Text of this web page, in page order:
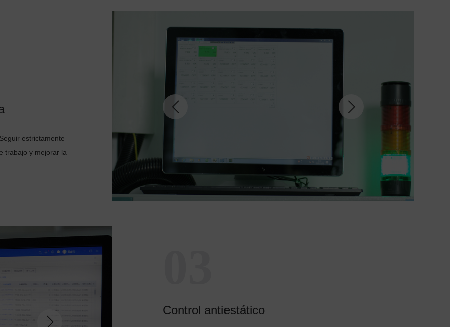
estrictamente
trabajo y mejorar la
Control antiestático